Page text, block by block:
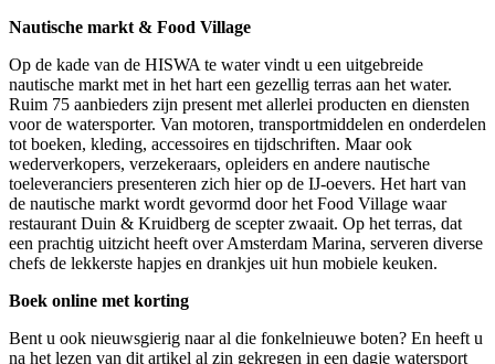
Nautische markt & Food Village
Op de kade van de HISWA te water vindt u een uitgebreide
nautische markt met in het hart een gezellig terras aan het water.
Ruim 75 aanbieders zijn present met allerlei producten en diensten
voor de watersporter. Van motoren, transportmiddelen en onderdelen
tot boeken, kleding, accessoires en tijdschriften. Maar ook
wederverkopers, verzekeraars, opleiders en andere nautische
toeleveranciers presenteren zich hier op de IJ-oevers. Het hart van
de nautische markt wordt gevormd door het Food Village waar
restaurant Duin & Kruidberg de scepter zwaait. Op het terras, dat
een prachtig uitzicht heeft over Amsterdam Marina, serveren diverse
chefs de lekkerste hapjes en drankjes uit hun mobiele keuken.
Boek online met korting
Bent u ook nieuwsgierig naar al die fonkelnieuwe boten? En heeft u
na het lezen van dit artikel al zin gekregen in een dagje watersport